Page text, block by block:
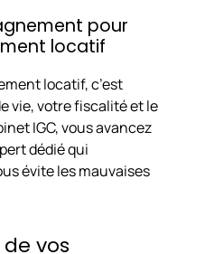
pour
locatif
locatif, c’est
vie, votre fiscalité et le
IGC, vous avancez
dédié qui
évite les mauvaises
vos